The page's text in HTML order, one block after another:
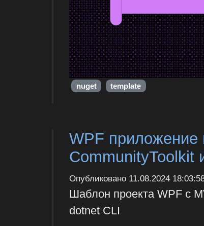
nuget template
WPF приложение
CommunityToolkit
Опубликовано 11.08.2024
Шаблон проекта WPF с
dotnet CLI